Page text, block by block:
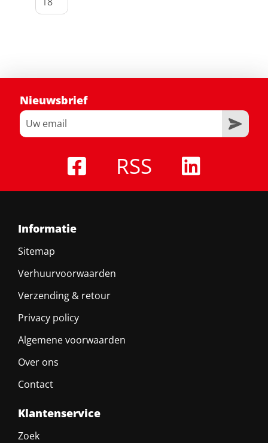
Nieuwsbrief
RSS
Informatie
Sitemap
Verhuurvoorwaarden
Verzending & retour
Privacy policy
Algemene voorwaarden
Over ons
Contact
Klantenservice
Zoek